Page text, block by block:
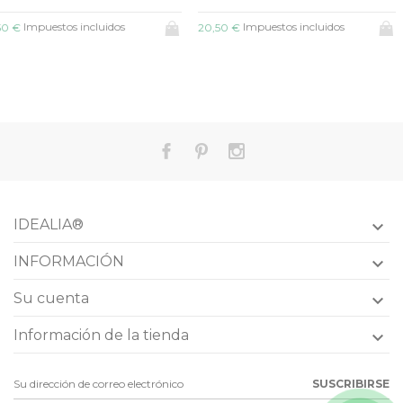
€Impuestos incluidos 28,90 €Impuestos incluidos
IDEALIA® 
INFORMACIÓN 
Su cuenta 
Información de la tienda 
SUSCRIBIRSE